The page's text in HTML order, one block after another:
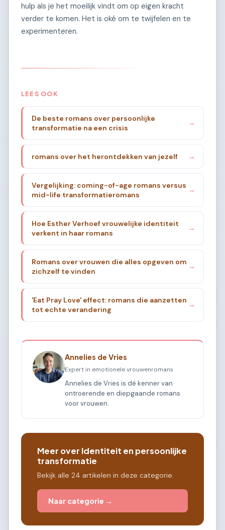
hulp als je het moeilijk vindt om op eigen kracht
verder te komen. Het is oké om te twijfelen en te
experimenteren.
LEES OOK
De beste romans over persoonlijke
transformatie na een crisis
→
romans over het herontdekken van jezelf →
Vergelijking: coming-of-age romans versus
mid-life transformatieromans
→
Hoe Esther Verhoef vrouwelijke identiteit
verkent in haar romans
→
Romans over vrouwen die alles opgeven om
zichzelf te vinden
→
'Eat Pray Love' effect: romans die aanzetten
tot echte verandering
→
Annelies de Vries
Expert in emotionele vrouwenromans
Annelies de Vries is dé kenner van
ontroerende en diepgaande romans
voor vrouwen.
Meer over Identiteit en persoonlijke
transformatie
Bekijk alle 24 artikelen in deze categorie.
Naar categorie →